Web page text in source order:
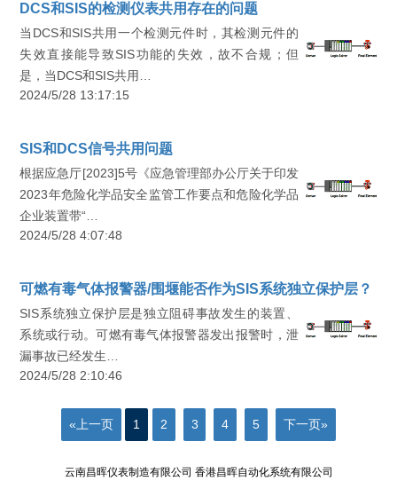
DCS和SIS的检测仪表共用存在的问题
当DCS和SIS共用一个检测元件时，其检测元件的
失效直接能导致SIS功能的失效，故不合规；但
是，当DCS和SIS共用…
2024/5/28 13:17:15
SIS和DCS信号共用问题
根据应急厅[2023]5号《应急管理部办公厅关于印发
2023年危险化学品安全监管工作要点和危险化学品
企业装置带“…
2024/5/28 4:07:48
可燃有毒气体报警器/围堰能否作为SIS系统独立保护层？
SIS系统独立保护层是独立阻碍事故发生的装置、
系统或行动。可燃有毒气体报警器发出报警时，泄
漏事故已经发生…
2024/5/28 2:10:46
«上一页 1 2 3 4 5 下一页»
云南昌晖仪表制造有限公司 香港昌晖自动化系统有限公司